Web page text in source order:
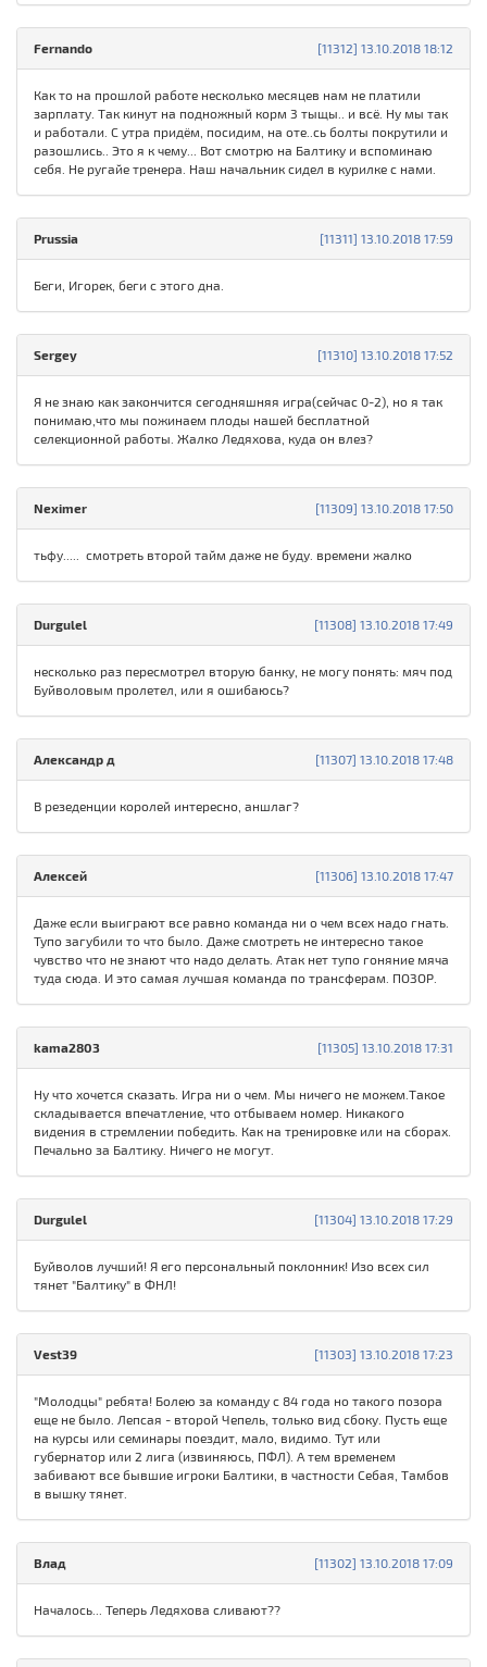
[11312] 13.10.2018 18:12
Fernando
Как то на прошлой работе несколько месяцев нам не платили
зарплату. Так кинут на подножный корм 3 тыщы.. и всё. Ну мы так
и работали. С утра придём, посидим, на оте..сь болты покрутили и
разошлись.. Это я к чему... Вот смотрю на Балтику и вспоминаю
себя. Не ругайе тренера. Наш начальник сидел в курилке с нами.
[11311] 13.10.2018 17:59
Prussia
Беги, Игорек, беги с этого дна.
[11310] 13.10.2018 17:52
Sergey
Я не знаю как закончится сегодняшняя игра(сейчас 0-2), но я так
понимаю,что мы пожинаем плоды нашей бесплатной
селекционной работы. Жалко Ледяхова, куда он влез?
[11309] 13.10.2018 17:50
Neximer
тьфу..... смотреть второй тайм даже не буду. времени жалко
[11308] 13.10.2018 17:49
Durgulel
несколько раз пересмотрел вторую банку, не могу понять: мяч под
Буйволовым пролетел, или я ошибаюсь?
[11307] 13.10.2018 17:48
Александр д
В резеденции королей интересно, аншлаг?
[11306] 13.10.2018 17:47
Алексей
Даже если выиграют все равно команда ни о чем всех надо гнать.
Тупо загубили то что было. Даже смотреть не интересно такое
чувство что не знают что надо делать. Атак нет тупо гоняние мяча
туда сюда. И это самая лучшая команда по трансферам. ПОЗОР.
[11305] 13.10.2018 17:31
kama2803
Ну что хочется сказать. Игра ни о чем. Мы ничего не можем.Такое
складывается впечатление, что отбываем номер. Никакого
видения в стремлении победить. Как на тренировке или на сборах.
Печально за Балтику. Ничего не могут.
[11304] 13.10.2018 17:29
Durgulel
Буйволов лучший! Я его персональный поклонник! Изо всех сил
тянет "Балтику" в ФНЛ!
[11303] 13.10.2018 17:23
Vest39
"Молодцы" ребята! Болею за команду с 84 года но такого позора
еще не было. Лепсая - второй Чепель, только вид сбоку. Пусть еще
на курсы или семинары поездит, мало, видимо. Тут или
губернатор или 2 лига (извиняюсь, ПФЛ). А тем временем
забивают все бывшие игроки Балтики, в частности Себая, Тамбов
в вышку тянет.
[11302] 13.10.2018 17:09
Влад
Началось... Теперь Ледяхова сливают??